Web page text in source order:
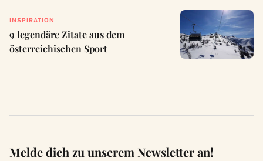
INSPIRATION
9 legendäre Zitate aus dem
österreichischen Sport
Melde dich zu unserem Newsletter an!